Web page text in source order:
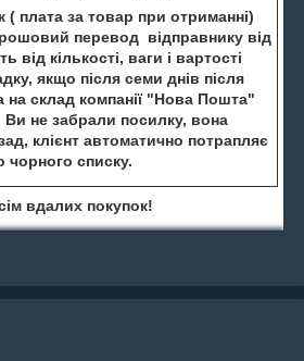
( плата за товар при отриманні)
перевод відправнику від
від кількості, ваги і вартості
якщо після семи днів після
на склад компанії "Нова Пошта"
Ви не забрали посилку, вона
клієнт автоматично потрапляє
чорного списку.
вдалих покупок!